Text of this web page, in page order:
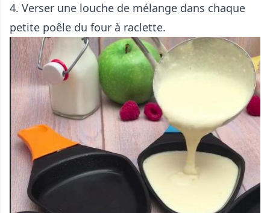
4. Verser une louche de mélange dans chaque
petite poêle du four à raclette.